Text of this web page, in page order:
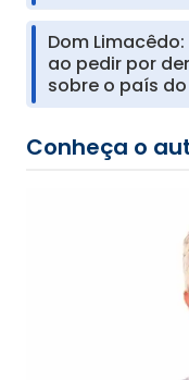
Dom
ao pedir por
sobre o país
Conheça o